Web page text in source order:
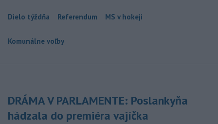
Dielo týždňa Referendum MS v hokeji
Komunálne voľby
DRÁMA V PARLAMENTE: Poslankyňa
hádzala do premiéra vajíčka